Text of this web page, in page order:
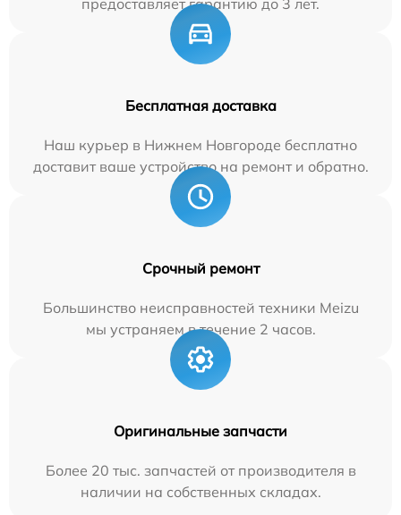
Бесплатная доставка
Наш курьер в Нижнем Новгороде бесплатно
доставит ваше устройство на ремонт и обратно.
Срочный ремонт
Большинство неисправностей техники Meizu
мы устраняем в течение 2 часов.
Оригинальные запчасти
Более 20 тыс. запчастей от производителя в
наличии на собственных складах.